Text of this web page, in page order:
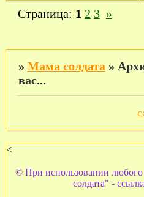
Страница: 1 2 3 »
» Мама солдата »
вас...
<
© При использовании
солдата" -